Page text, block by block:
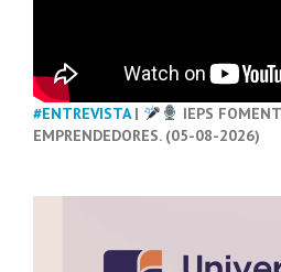
#ENTREVISTA|
IEPS
EMPRENDEDORES. (05-08-2026)